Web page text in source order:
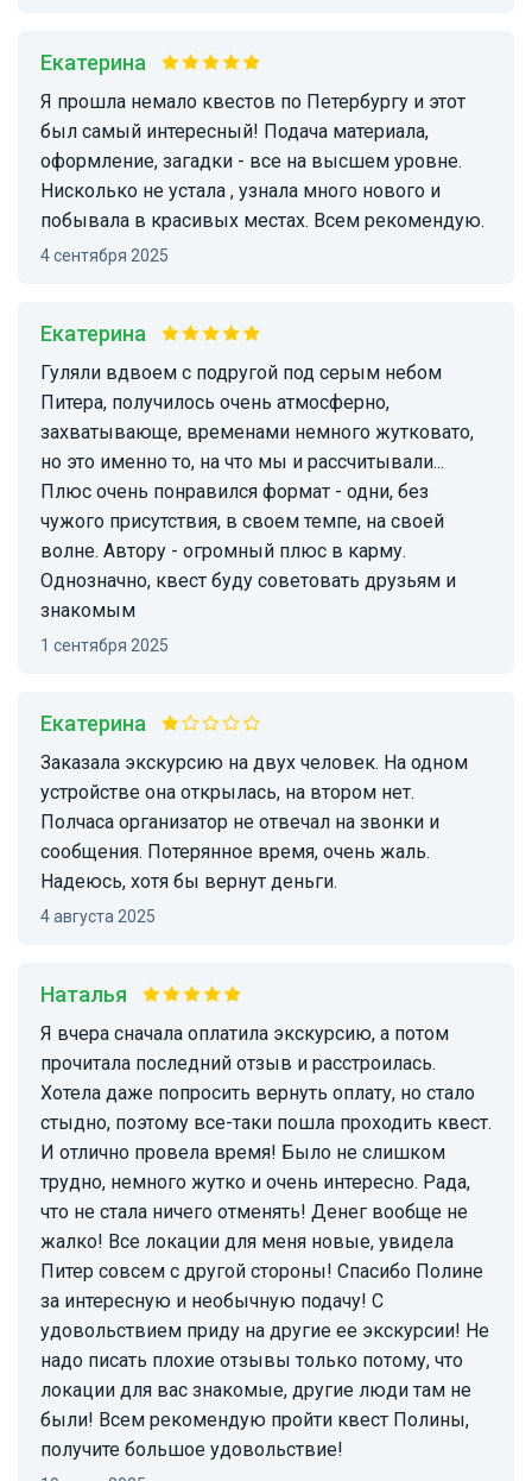
Екатерина
Я прошла немало квестов по Петербургу и этот
был самый интересный! Подача материала,
оформление, загадки - все на высшем уровне.
Нисколько не устала , узнала много нового и
побывала в красивых местах. Всем рекомендую.
4 сентября 2025
Екатерина
Гуляли вдвоем с подругой под серым небом
Питера, получилось очень атмосферно,
захватывающе, временами немного жутковато,
но это именно то, на что мы и рассчитывали...
Плюс очень понравился формат - одни, без
чужого присутствия, в своем темпе, на своей
волне. Автору - огромный плюс в карму.
Однозначно, квест буду советовать друзьям и
знакомым
1 сентября 2025
Екатерина
Заказала экскурсию на двух человек. На одном
устройстве она открылась, на втором нет.
Полчаса организатор не отвечал на звонки и
сообщения. Потерянное время, очень жаль.
Надеюсь, хотя бы вернут деньги.
4 августа 2025
Наталья
Я вчера сначала оплатила экскурсию, а потом
прочитала последний отзыв и расстроилась.
Хотела даже попросить вернуть оплату, но стало
стыдно, поэтому все-таки пошла проходить квест.
И отлично провела время! Было не слишком
трудно, немного жутко и очень интересно. Рада,
что не стала ничего отменять! Денег вообще не
жалко! Все локации для меня новые, увидела
Питер совсем с другой стороны! Спасибо Полине
за интересную и необычную подачу! С
удовольствием приду на другие ее экскурсии! Не
надо писать плохие отзывы только потому, что
локации для вас знакомые, другие люди там не
были! Всем рекомендую пройти квест Полины,
получите большое удовольствие!